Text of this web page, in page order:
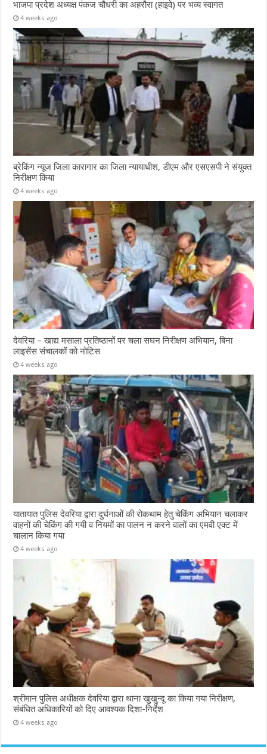
भाजपा प्रदेश अध्यक्ष पंकज चौधरी का अहरौरा (हाइवे) पर भव्य स्वागत
4 weeks ago
ब्रेकिंग न्यूज जिला कारागार का जिला न्यायाधीश, डीएम और एसएसपी ने संयुक्त
निरीक्षण किया
4 weeks ago
देवरिया – खाद्य मसाला प्रतिष्ठानों पर चला सघन निरीक्षण अभियान, बिना
लाइसेंस संचालकों को नोटिस
4 weeks ago
यातायात पुलिस देवरिया द्वारा दुर्घनाओं की रोकथाम हेतु चेकिंग अभियान चलाकर
वाहनों की चेकिंग की गयी व नियमों का पालन न करने वालों का एमवी एक्ट में
चालान किया गया
4 weeks ago
श्रीमान पुलिस अधीक्षक देवरिया द्वारा थाना खुखुन्दू का किया गया निरीक्षण,
संबंधित अधिकारियों को दिए आवश्यक दिशा-निर्देश
4 weeks ago